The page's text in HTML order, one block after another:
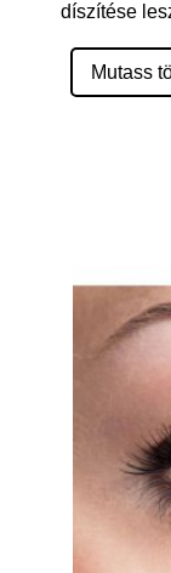
díszítése
Mutass